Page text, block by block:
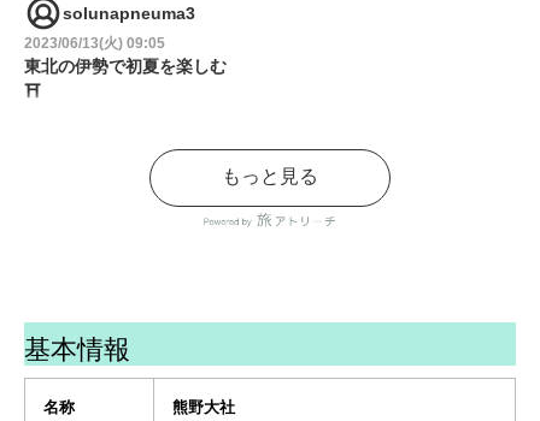
solunapneuma3
2023/06/13(火) 09:05
東北の伊勢で初夏を楽しむ
⛩
と言われているだけあって
歴史の厚みを感じる神社で
した
もっと見る
基本情報
名称 熊野大社